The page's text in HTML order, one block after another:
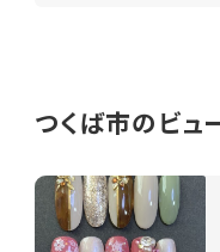
つくば市のビュ